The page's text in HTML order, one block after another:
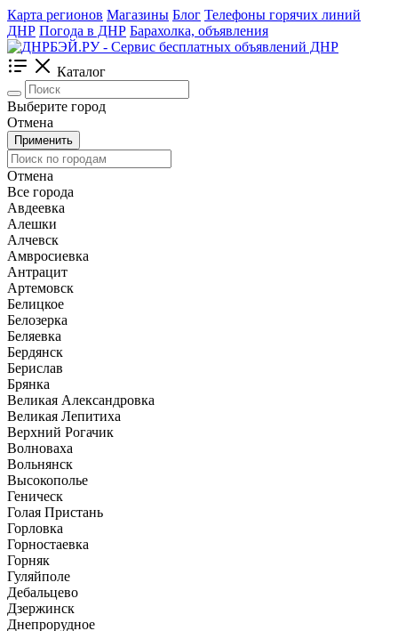
Карта регионов Магазины Блог Телефоны горячих линий
ДНР Погода в ДНР Барахолка, объявления
Каталог
Выберите город
Отмена
Применить
Отмена
Все города
Авдеевка
Алешки
Алчевск
Амвросиевка
Антрацит
Артемовск
Белицкое
Белозерка
Беляевка
Бердянск
Берислав
Брянка
Великая Александровка
Великая Лепитиха
Верхний Рогачик
Волноваха
Вольнянск
Высокополье
Геническ
Голая Пристань
Горловка
Горностаевка
Горняк
Гуляйполе
Дебальцево
Дзержинск
Днепрорудное